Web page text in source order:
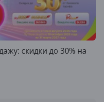
скидки до 30% на